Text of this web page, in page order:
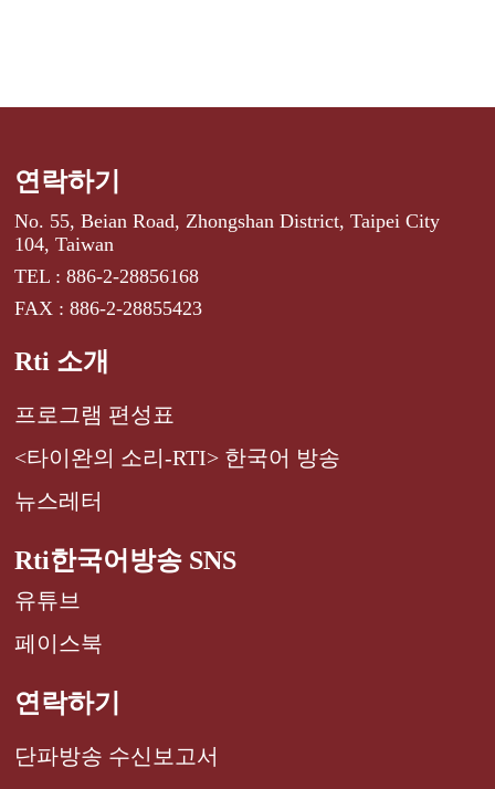
연락하기
No. 55, Beian Road, Zhongshan District, Taipei City
104, Taiwan
TEL : 886-2-28856168
FAX : 886-2-28855423
Rti 소개
프로그램 편성표
<타이완의 소리-RTI> 한국어 방송
뉴스레터
Rti한국어방송 SNS
유튜브
페이스북
연락하기
단파방송 수신보고서